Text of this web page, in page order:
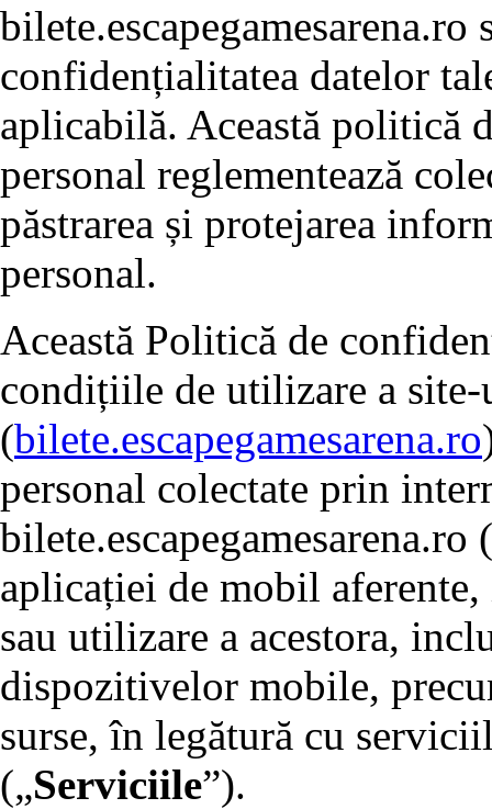
bilete.escapegamesarena.ro
confidențialitatea datelor
aplicabilă. Această politică
personal reglementează
păstrarea și protejarea
personal.
Această Politică de
condițiile de utilizare a site-
(bilete.escapegamesarena.ro
personal colectate prin
bilete.escapegamesarena.ro (
aplicației de mobil
sau utilizare a acestora,
dispozitivelor mobile,
surse, în legătură cu
(„Serviciile”).